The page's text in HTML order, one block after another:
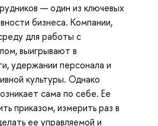
— один из ключевых
бизнеса. Компании,
для работы с
выигрывают в
удержании персонала и
культуры. Однако
сама по себе. Ее
приказом, измерить раз в
ее управляемой и